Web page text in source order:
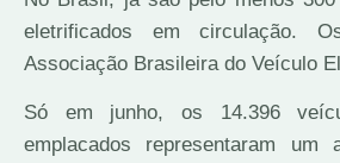
eletrificados em circulação.
Associação Brasileira do Veículo
Só em junho, os 14.396
emplacados representaram um